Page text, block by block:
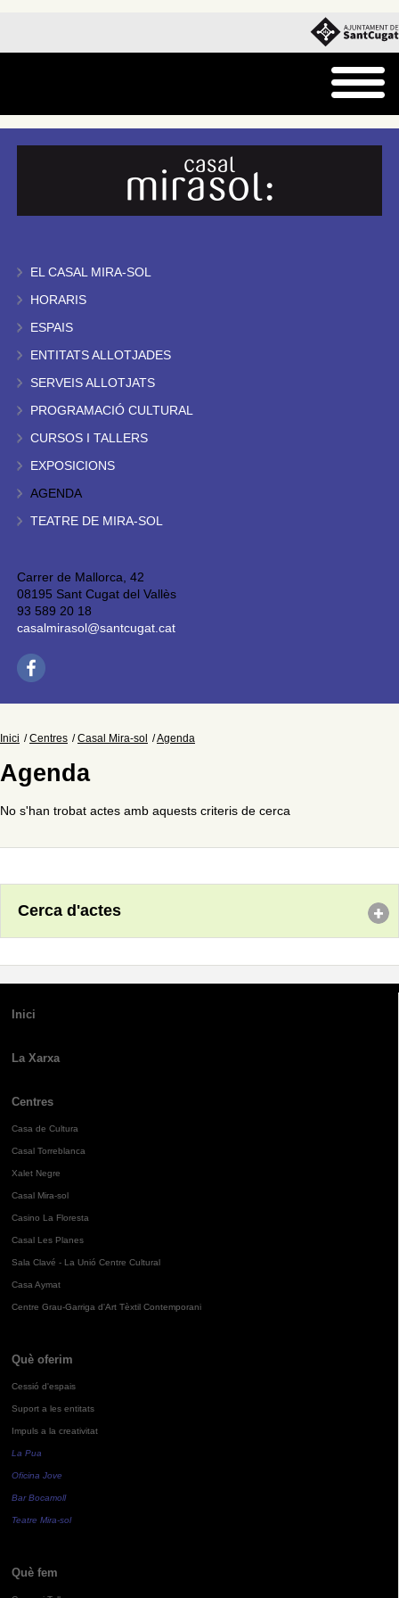
EL CASAL MIRA-SOL
HORARIS
ESPAIS
ENTITATS ALLOTJADES
SERVEIS ALLOTJATS
PROGRAMACIÓ CULTURAL
CURSOS I TALLERS
EXPOSICIONS
AGENDA
TEATRE DE MIRA-SOL
Carrer de Mallorca, 42
08195 Sant Cugat del Vallès
93 589 20 18
casalmirasol@santcugat.cat
Inici Centres Casal Mira-sol Agenda
Agenda
No s'han trobat actes amb aquests criteris de cerca
Cerca d'actes
Inici
La Xarxa
Centres
Casa de Cultura
Casal Torreblanca
Xalet Negre
Casal Mira-sol
Casino La Floresta
Casal Les Planes
Sala Clavé - La Unió Centre Cultural
Casa Aymat
Centre Grau-Garriga d'Art Tèxtil Contemporani
Què oferim
Cessió d'espais
Suport a les entitats
Impuls a la creativitat
La Pua
Oficina Jove
Bar Bocamoll
Teatre Mira-sol
Què fem